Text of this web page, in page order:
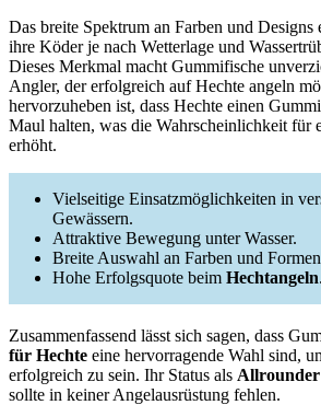
Das breite Spektrum an Farben und
ihre Köder je nach Wetterlage und
Dieses Merkmal macht Gummifische
Angler, der erfolgreich auf Hechte angeln
hervorzuheben ist, dass Hechte einen
Maul halten, was die Wahrscheinlichkeit für
erhöht.
Vielseitige Einsatzmöglichkeiten in
Gewässern.
Attraktive Bewegung unter Wasser.
Breite Auswahl an Farben und
Hohe Erfolgsquote beim Hechtangeln.
Zusammenfassend lässt sich sagen, dass
für Hechte eine hervorragende Wahl sind,
erfolgreich zu sein. Ihr Status als Allrounder
sollte in keiner Angelausrüstung fehlen.